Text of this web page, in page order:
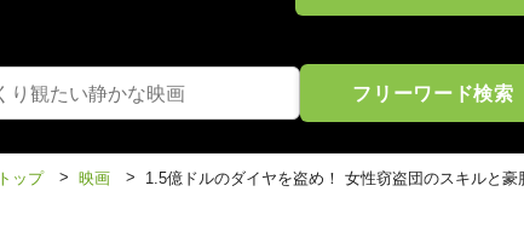
フリーワード検索
ップ > 映画 > 1.5億ドルのダイヤを盗め！ 女性窃盗団のスキルと